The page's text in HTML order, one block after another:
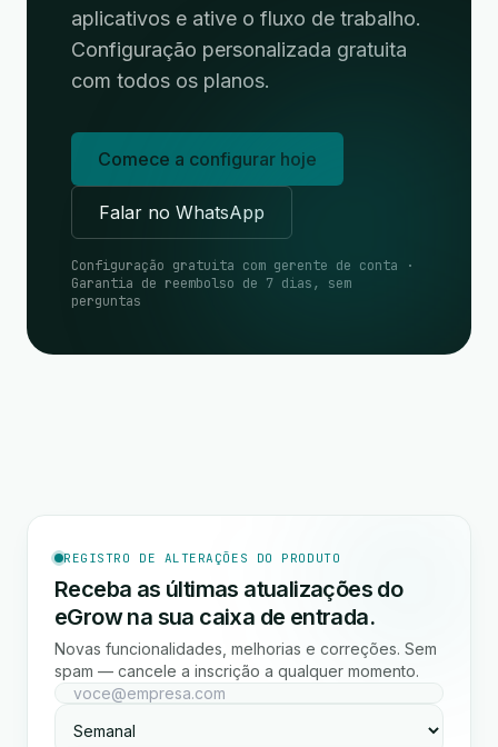
aplicativos e ative o fluxo de trabalho.
Configuração personalizada gratuita
com todos os planos.
Comece a configurar hoje
Falar no WhatsApp
Configuração gratuita com gerente de conta ·
Garantia de reembolso de 7 dias, sem
perguntas
REGISTRO DE ALTERAÇÕES DO PRODUTO
Receba as últimas atualizações do
eGrow na sua caixa de entrada.
Novas funcionalidades, melhorias e correções. Sem
spam — cancele a inscrição a qualquer momento.